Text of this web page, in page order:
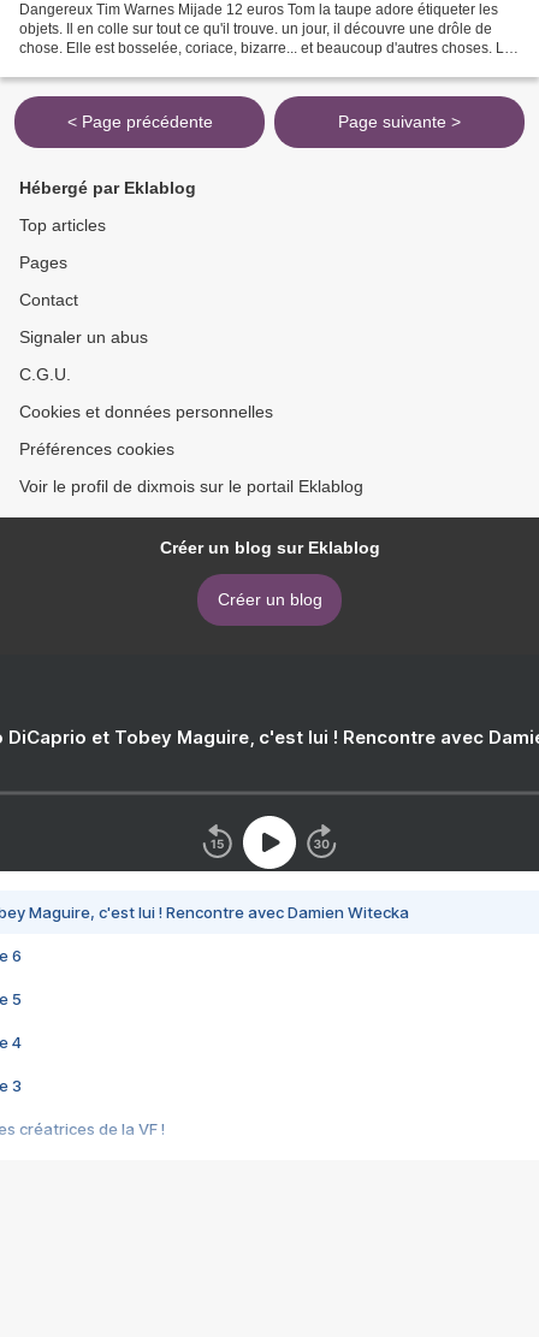
Dangereux Tim Warnes Mijade 12 euros Tom la taupe adore étiqueter les
objets. Il en colle sur tout ce qu'il trouve. un jour, il découvre une drôle de
chose. Elle est bosselée, coriace, bizarre... et beaucoup d'autres choses. La
< Page précédente Page suivante >
Hébergé par Eklablog
Top articles
Pages
Contact
Signaler un abus
C.G.U.
Cookies et données personnelles
Préférences cookies
Voir le profil de dixmois sur le portail Eklablog
Créer un blog sur Eklablog
Créer un blog
DiCaprio et Tobey Maguire, c'est lui ! Rencontre avec
Maguire, c'est lui ! Rencontre avec Damien Witecka
6
5
4
3
créatrices de la VF !